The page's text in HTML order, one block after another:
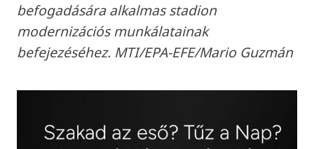
befogadására alkalmas stadion
modernizációs munkálatainak
befejezéséhez. MTI/EPA-EFE/Mario Guzmán